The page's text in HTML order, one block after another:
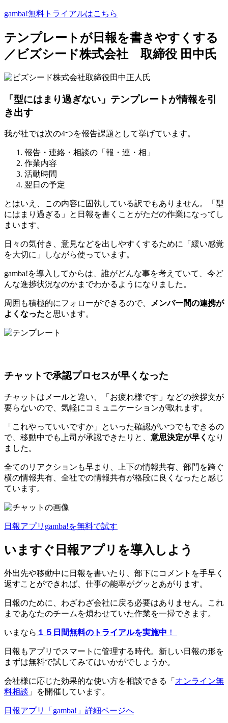
gamba!無料トライアルはこちら
テンプレートが日報を書きやすくする
／ビズシード株式会社 取締役 田中氏
「型にはまり過ぎない」テンプレートが情報を引
き出す
我が社では次の4つを報告課題として挙げています。
報告・連絡・相談の「報・連・相」
作業内容
活動時間
翌日の予定
とはいえ、この内容に固執している訳でもありません。「型
にはまり過ぎる」と日報を書くことがただの作業になってし
まいます。
日々の気付き、意見などを出しやすくするために「緩い感覚
を大切に」しながら使っています。
gamba!を導入してからは、誰がどんな事を考えていて、今ど
んな進捗状況なのかまでわかるようになりました。
周囲も積極的にフォローができるので、
メンバー間の連携が
よくなったと思います。
チャットで承認プロセスが早くなった
チャットはメールと違い、「お疲れ様です」などの挨拶文が
要らないので、気軽にコミュニケーションが取れます。
「これやっていいですか」といった確認がいつでもできるの
で、移動中でも上司が承認できたりと、 意思決定が早く なり
ました。
全てのリアクションも早まり、上下の情報共有、部門を跨ぐ
横の情報共有、全社での情報共有が格段に良くなったと感じ
ています。
日報アプリgamba!を無料で試す
いますぐ日報アプリを導入しよう
外出先や移動中に日報を書いたり、部下にコメントを手早く
返すことができれば、仕事の能率がグッとあがります。
日報のために、わざわざ会社に戻る必要はありません。これ
まであなたのチームを煩わせていた作業を一掃できます。
いまなら １５日間無料のトライアルを実施中 ！
日報もアプリでスマートに管理する時代。新しい日報の形を
まずは無料で試してみてはいかがでしょうか。
会社様に応じた効果的な使い方を相談できる「 オンライン無
料相談 」を開催しています。
日報アプリ「gamba!」詳細ページへ